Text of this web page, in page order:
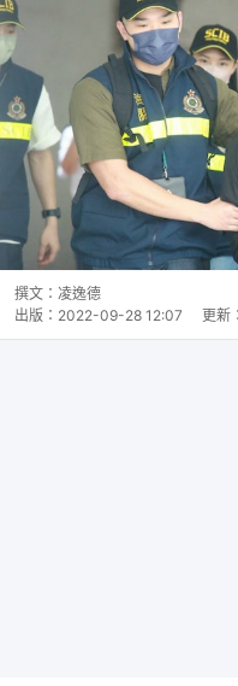
撰文： 凌逸德
出版： 2022-09-28 12:07 更新：